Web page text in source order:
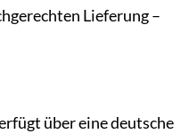
Lieferung –
über eine deutsche